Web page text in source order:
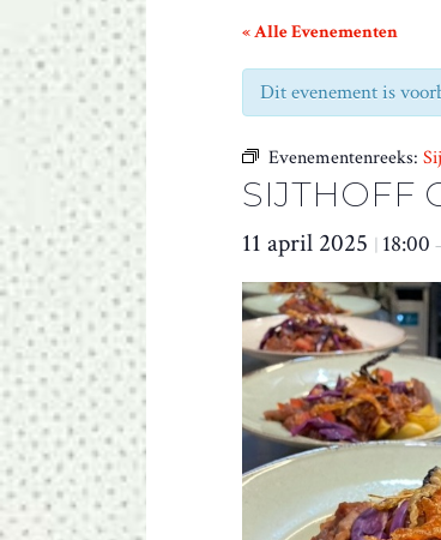
« Alle Evenementen
Dit evenement is
Evenementenreeks:
SIJTHOFF
11 april 2025 18:00